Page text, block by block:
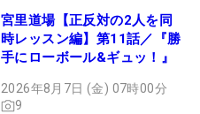
宮里道場【正反対の2人を同
時レッスン編】第11話／『勝
手にローボール&ギュッ！』
2026年8月7日 (金) 07時00分
9